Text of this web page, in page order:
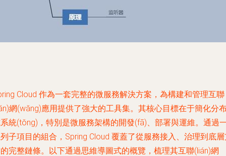
Cloud 作為一套完整的微服務解決方案，為構建和管理互聯
網(wǎng)應用提供了強大的工具集。其核心目標在于簡化分
統(tǒng)，特別是微服務架構的開發(fā)、部署與運維。通過
子項目的組合，Spring Cloud 覆蓋了從服務接入、治理到底
完整鏈條。以下通過思維導圖式的概覽，梳理其互聯(lián)網